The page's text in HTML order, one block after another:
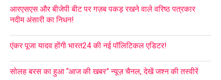
आरएसएस और बीजेपी बीट पर गज़ब पकड़ रखने वाले वरिष्ठ पत्रकार
नदीम अंसारी का निधन!
एंकर पूजा यादव होंगी भारत24 की नई पॉलिटिकल एडिटर!
सोलह बरस का हुआ “आज की खबर” न्यूज़ चैनल, देखें जश्न की तस्वीरें